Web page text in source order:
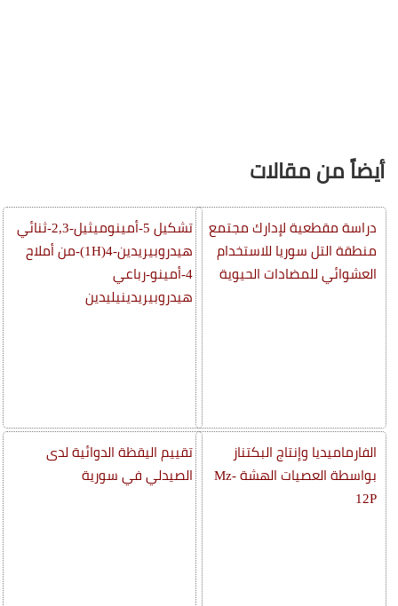
أيضاً من مقالات
دراسة مقطعية لإدارك مجتمع
منطقة التل سوريا للاستخدام
العشوائي للمضادات الحيوية
الفارماميديا وإنتاج البكتناز
بواسطة العصيات الهشة Mz-
12P
تشكيل 5-أمينوميثيل-2,3-ثنائي
هيدروبيريدين-4(1H)-من أملاح
4-أمينو-رباعي
هيدروبيريدينيليدين
تقييم اليقظة الدوائية لدى
الصيدلي في سورية